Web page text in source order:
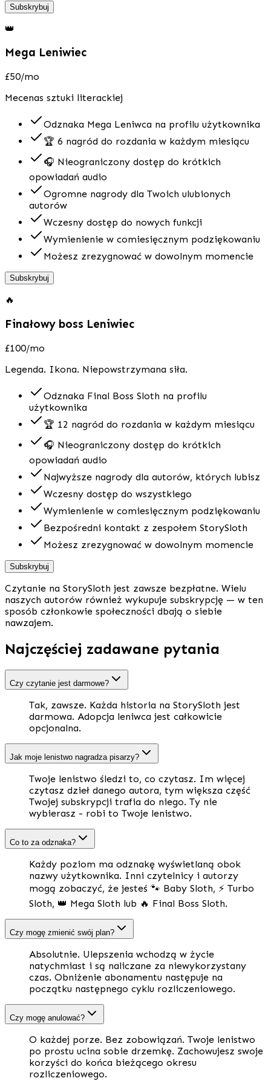
Subskrybuj
👑
Mega Leniwiec
£50/mo
Mecenas sztuki literackiej
Odznaka Mega Leniwca na profilu użytkownika
🏆 6 nagród do rozdania w każdym miesiącu
🎧 Nieograniczony dostęp do krótkich
opowiadań audio
Ogromne nagrody dla Twoich ulubionych
autorów
Wczesny dostęp do nowych funkcji
Wymienienie w comiesięcznym podziękowaniu
Możesz zrezygnować w dowolnym momencie
Subskrybuj
🔥
Finałowy boss Leniwiec
£100/mo
Legenda. Ikona. Niepowstrzymana siła.
Odznaka Final Boss Sloth na profilu
użytkownika
🏆 12 nagród do rozdania w każdym miesiącu
🎧 Nieograniczony dostęp do krótkich
opowiadań audio
Najwyższe nagrody dla autorów, których lubisz
Wczesny dostęp do wszystkiego
Wymienienie w comiesięcznym podziękowaniu
Bezpośredni kontakt z zespołem StorySloth
Możesz zrezygnować w dowolnym momencie
Subskrybuj
Czytanie na StorySloth jest zawsze bezpłatne. Wielu
naszych autorów również wykupuje subskrypcję — w ten
sposób członkowie społeczności dbają o siebie
nawzajem.
Najczęściej zadawane pytania
Czy czytanie jest darmowe?
Tak, zawsze. Każda historia na StorySloth jest
darmowa. Adopcja leniwca jest całkowicie
opcjonalna.
Jak moje lenistwo nagradza pisarzy?
Twoje lenistwo śledzi to, co czytasz. Im więcej
czytasz dzieł danego autora, tym większa część
Twojej subskrypcji trafia do niego. Ty nie
wybierasz - robi to Twoje lenistwo.
Co to za odznaka?
Każdy poziom ma odznakę wyświetlaną obok
nazwy użytkownika. Inni czytelnicy i autorzy
mogą zobaczyć, że jesteś 🐾 Baby Sloth, ⚡ Turbo
Sloth, 👑 Mega Sloth lub 🔥 Final Boss Sloth.
Czy mogę zmienić swój plan?
Absolutnie. Ulepszenia wchodzą w życie
natychmiast i są naliczane za niewykorzystany
czas. Obniżenie abonamentu następuje na
początku następnego cyklu rozliczeniowego.
Czy mogę anulować?
O każdej porze. Bez zobowiązań. Twoje lenistwo
po prostu ucina sobie drzemkę. Zachowujesz swoje
korzyści do końca bieżącego okresu
rozliczeniowego.